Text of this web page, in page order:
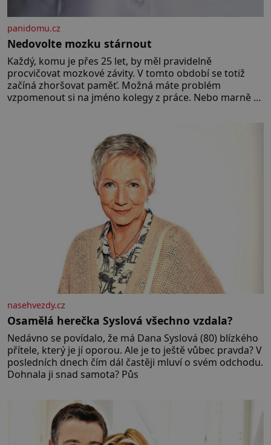
panidomu.cz
Nedovolte mozku stárnout
Každý, komu je přes 25 let, by měl pravidelně
procvičovat mozkové závity. V tomto období se totiž
začíná zhoršovat paměť. Možná máte problém
vzpomenout si na jméno kolegy z práce. Nebo marně v
rozhodla stávkovat. Cvičte
nasehvezdy.cz
Osamělá herečka Syslová všechno vzdala?
Nedávno se povídalo, že má Dana Syslová (80) blízkého
přítele, který je jí oporou. Ale je to ještě vůbec pravda? V
posledních dnech čím dál častěji mluví o svém odchodu.
Dohnala ji snad samota? Půs